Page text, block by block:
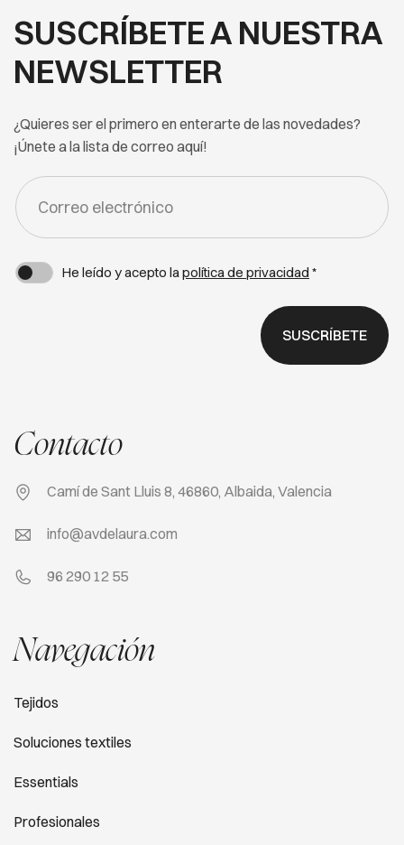
SUSCRÍBETE A NUESTRA
NEWSLETTER
¿Quieres ser el primero en enterarte de las novedades?
¡Únete a la lista de correo aquí!
FORM
-
NEWSLETTER
He leído y acepto la política de privacidad *
SUSCRÍBETE
Contacto
Camí de Sant Lluis 8, 46860, Albaida, Valencia
info@avdelaura.com
96 290 12 55
Navegación
Tejidos
Soluciones textiles
Essentials
Profesionales